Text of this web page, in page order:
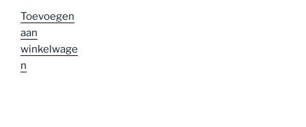
Toevoegen
aan
winkelwage
n